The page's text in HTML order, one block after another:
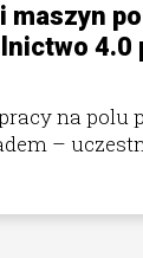
maszyn
4.0
na polu
–